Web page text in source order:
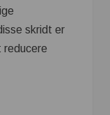
skridt er